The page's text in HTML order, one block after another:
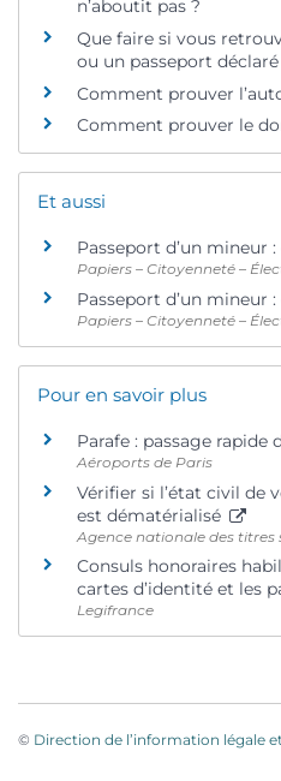
n’aboutit pas ?
Que faire si vous
ou un passeport
Comment prouver
Comment prouver le
Et aussi
Passeport d’un mineur
Papiers – Citoyenneté –
Passeport d’un mineur
Papiers – Citoyenneté –
Pour en savoir plus
Parafe : passage rapide
Aéroports de Paris
Vérifier si l’état civil de
est dématérialisé
Agence nationale des titres
Consuls honoraires
cartes d’identité et les
Legifrance
© Direction de l’information légale